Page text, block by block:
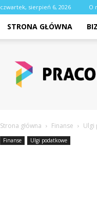
czwartek, sierpień 6, 2026 O
STRONA GŁÓWNA
Strona główna Finanse Ulgi
Finanse Ulgi podatkowe